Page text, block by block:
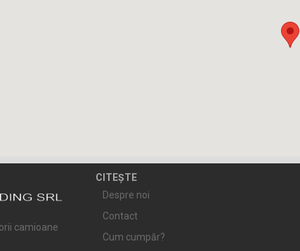
camioane
CITEȘTE
Despre noi
Contact
Cum cumpăr?